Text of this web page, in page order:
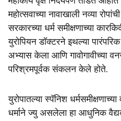
महोत्सवाच्या नावाखाली नव्या
सरकारच्या धर्म समीक्षणाच्या
युरोपियन डॉक्टरने इथल्या
अभ्यास केला आणि गावोगावीच्या
परिश्रमपूर्वक संकलन केले होते.
युरोपातल्या स्पॅनिश
धर्माने ज्यु असलेला हा आधुनिक